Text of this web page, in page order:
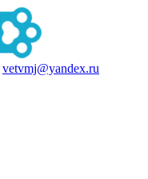
vetvmj@yandex.ru